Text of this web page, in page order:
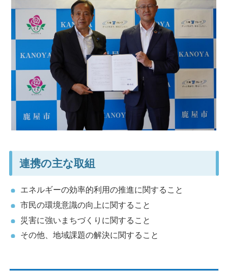
連携の主な取組
エネルギーの効率的利用の推進に関すること
市民の環境意識の向上に関すること
災害に強いまちづくりに関すること
その他、地域課題の解決に関すること